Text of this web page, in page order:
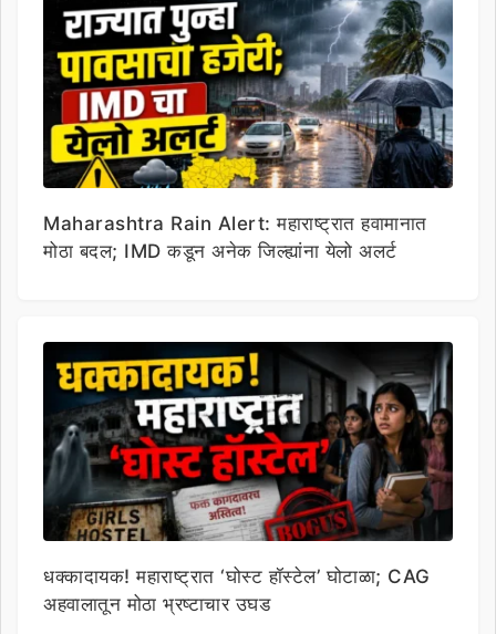
Maharashtra Rain Alert: महाराष्ट्रात हवामानात
मोठा बदल; IMD कडून अनेक जिल्ह्यांना येलो अलर्ट
धक्कादायक! महाराष्ट्रात ‘घोस्ट हॉस्टेल’ घोटाळा; CAG
अहवालातून मोठा भ्रष्टाचार उघड